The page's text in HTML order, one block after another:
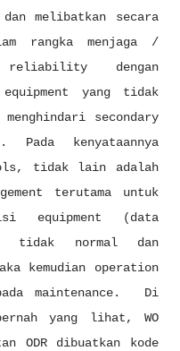
melibatkan secara
rangka menjaga /
reliability dengan
yang tidak
secondary
Pada kenyataannya
tidak lain adalah
terutama untuk
equipment (data
tidak normal dan
kemudian operation
maintenance. Di
yang lihat, WO
ODR dibuatkan kode